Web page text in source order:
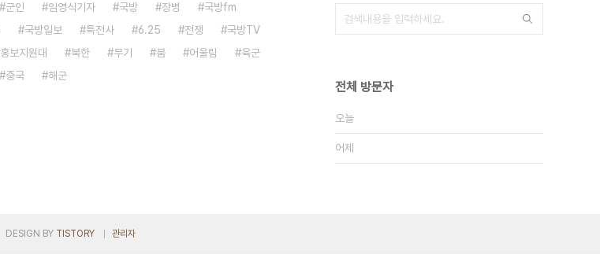
군인 임영식기자 국방 장병
국방fm
국방일보 특전사 6.25 전쟁
국방TV
홍보지원대 북한 무기 붐 어울림
육군
중국 해군
전체 방문자
오늘
어제
DESIGN BY TISTORY 관리자